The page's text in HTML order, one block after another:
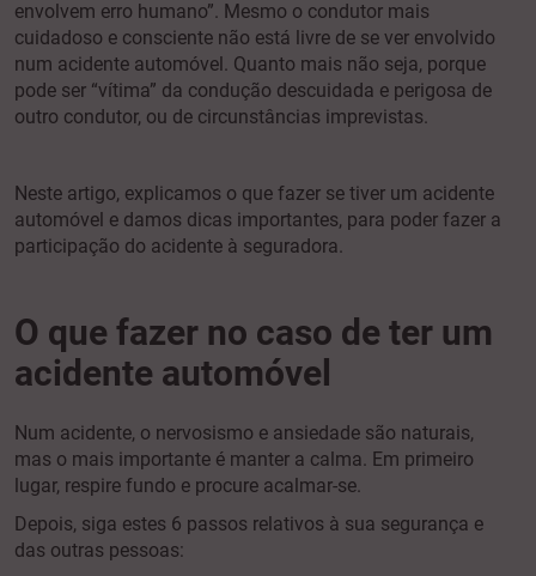
envolvem erro humano”. Mesmo o condutor mais
cuidadoso e consciente não está livre de se ver envolvido
num acidente automóvel. Quanto mais não seja, porque
pode ser “vítima” da condução descuidada e perigosa de
outro condutor, ou de circunstâncias imprevistas.
Neste artigo, explicamos o que fazer se tiver um acidente
automóvel e damos dicas importantes, para poder fazer a
participação do acidente à seguradora.
O que fazer no caso de ter um
acidente automóvel
Num acidente, o nervosismo e ansiedade são naturais,
mas o mais importante é manter a calma. Em primeiro
lugar, respire fundo e procure acalmar-se.
Depois, siga estes 6 passos relativos à sua segurança e
das outras pessoas: